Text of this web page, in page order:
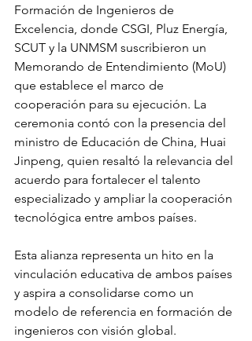
Formación de Ingenieros de
Excelencia, donde CSGI, Pluz Energía,
SCUT y la UNMSM suscribieron un
Memorando de Entendimiento (MoU)
que establece el marco de
cooperación para su ejecución. La
ceremonia contó con la presencia del
ministro de Educación de China, Huai
Jinpeng, quien resaltó la relevancia del
acuerdo para fortalecer el talento
especializado y ampliar la cooperación
tecnológica entre ambos países.
Esta alianza representa un hito en la
vinculación educativa de ambos países
y aspira a consolidarse como un
modelo de referencia en formación de
ingenieros con visión global.